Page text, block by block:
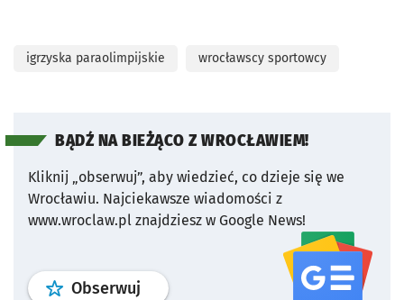
igrzyska paraolimpijskie wrocławscy sportowcy
BĄDŹ NA BIEŻĄCO Z WROCŁAWIEM!
Kliknij „obserwuj”, aby wiedzieć, co dzieje się we
Wrocławiu. Najciekawsze wiadomości z
www.wroclaw.pl znajdziesz w Google News!
Obserwuj profil serwisu